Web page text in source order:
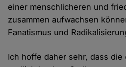
einer menschlicheren und
zusammen aufwachsen
Fanatismus und
Ich hoffe daher sehr, dass